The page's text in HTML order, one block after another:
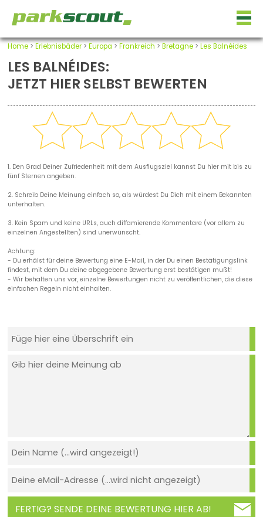
Home> Erlebnisbäder> Europa > Frankreich > Bretagne> Les Balnéides
LES BALNÉIDES:
JETZT HIER SELBST BEWERTEN
1. Den Grad Deiner Zufriedenheit mit dem Ausflugsziel kannst Du hier mit bis zu
fünf Sternen angeben.
2. Schreib Deine Meinung einfach so, als würdest Du Dich mit einem Bekannten
unterhalten.
3. Kein Spam und keine URLs, auch diffamierende Kommentare (vor allem zu
einzelnen Angestellten) sind unerwünscht.
Achtung:
- Du erhälst für deine Bewertung eine E-Mail, in der Du einen Bestätigungslink
findest, mit dem Du deine abgegebene Bewertung erst bestätigen mußt!
- Wir behalten uns vor, einzelne Bewertungen nicht zu veröffentlichen, die diese
einfachen Regeln nicht einhalten.
FERTIG? SENDE DEINE BEWERTUNG HIER AB!